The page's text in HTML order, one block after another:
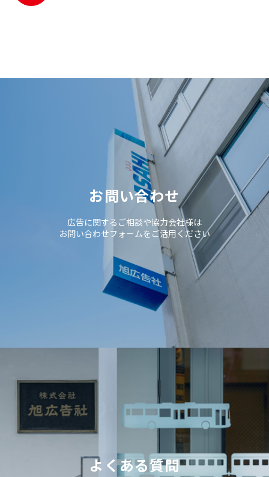
お問い合わせ
広告に関するご相談や協力会社様は
お問い合わせフォームをご活用ください
よくある質問